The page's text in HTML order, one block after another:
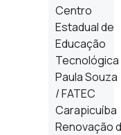
Centro
Estadual de
Educação
Tecnológica
Paula Souza
/ FATEC
Carapicuíba
Renovação